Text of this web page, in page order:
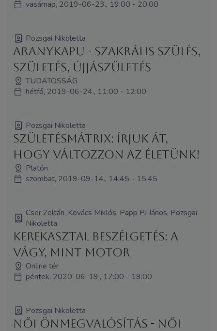
vasárnap, 2019-06-23., 19:00 - 20:00
Pozsgai Nikoletta
AranyKapu - szakrális szülés,
születés, újjászületés
TUDATOSSÁG
hétfő, 2019-06-24., 11:00 - 12:00
Pozsgai Nikoletta
SzületésMátrix: írjuk át,
hogy változzon az életünk!
Platón
szombat, 2019-09-14., 14:45 - 15:45
Cser Zoltán, Kovács Miklós, Papp PJ János, Pozsgai
Nikoletta
Kerekasztal beszélgetés: A
vágy, mint motor
Online tér
péntek, 2020-06-19., 17:00 - 19:00
Pozsgai Nikoletta
Női önmegvalósítás - női